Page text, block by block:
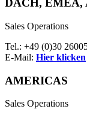
DACH, EMEA,
Sales Operations
Tel.: +49 (0)30
E-Mail: Hier klicken
AMERICAS
Sales Operations